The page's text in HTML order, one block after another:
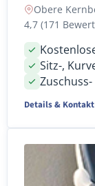
Obere
4,7 (171
Sitz-,
Details &